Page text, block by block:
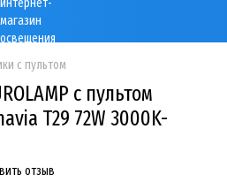
с пультом
с пультом
T29 72W 3000K-
отзыв